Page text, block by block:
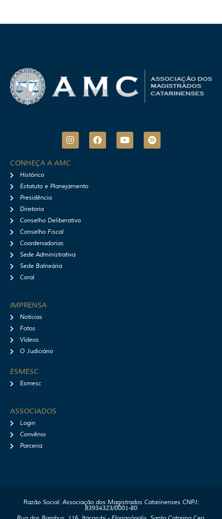
I
n
t
r
F
a
Y
o
S
p
CONHEÇA A AMC
Histórico
Estatuto e Planejamento
Presidência
Diretoria
Conselho Deliberativo
Conselho Fiscal
Coordenadorias
Sede Administrativa
Sede Balneária
Coral
IMPRENSA
Notícias
Fotos
Vídeos
O Judiciário
ESMESC
Esmesc
ASSOCIADOS
Login
Convênio
Parceria
Razão Social: Associação dos Magistrados Catarinenses CNPJ:
83934323/0001-80